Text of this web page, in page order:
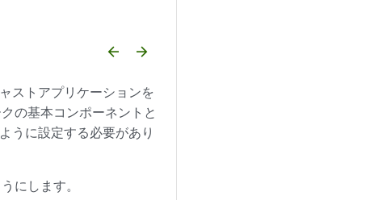
arrow_backward arrow_forward
ストアプリケーションを
の基本コンポーネントと
うに設定する必要があり
にします。